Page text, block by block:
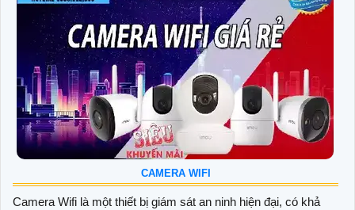
CAMERA WIFI
Camera Wifi là một thiết bị giám sát an ninh hiện đại, có khả